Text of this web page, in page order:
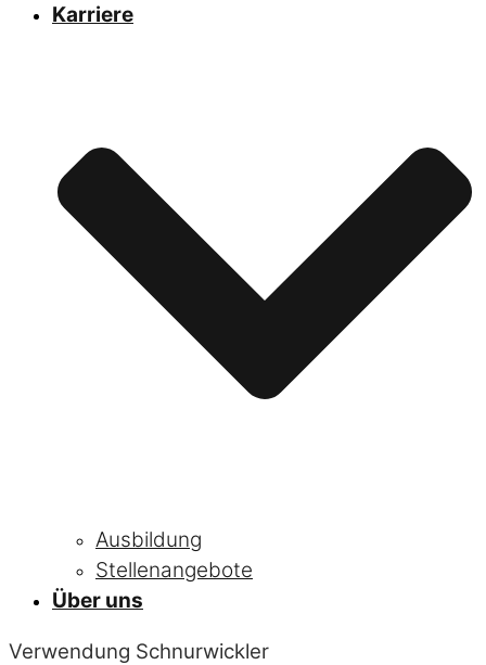
Karriere
Ausbildung
Stellenangebote
Über uns
Verwendung Schnurwickler